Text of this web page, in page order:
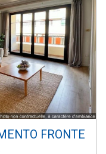
FRONTE